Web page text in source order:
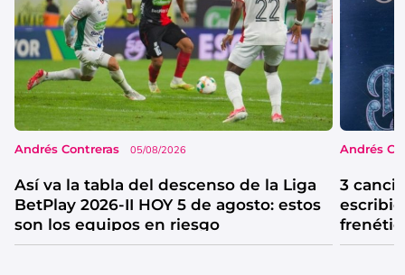
Andrés Contreras 05/08/2026
Así va la tabla del descenso de la Liga
BetPlay 2026-II HOY 5 de agosto: estos
son los equipos en riesgo
Andrés
3